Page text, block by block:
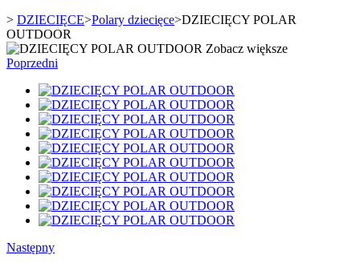
> DZIECIĘCE>Polary dziecięce>DZIECIĘCY POLAR
OUTDOOR
Zobacz większe
Poprzedni
Następny